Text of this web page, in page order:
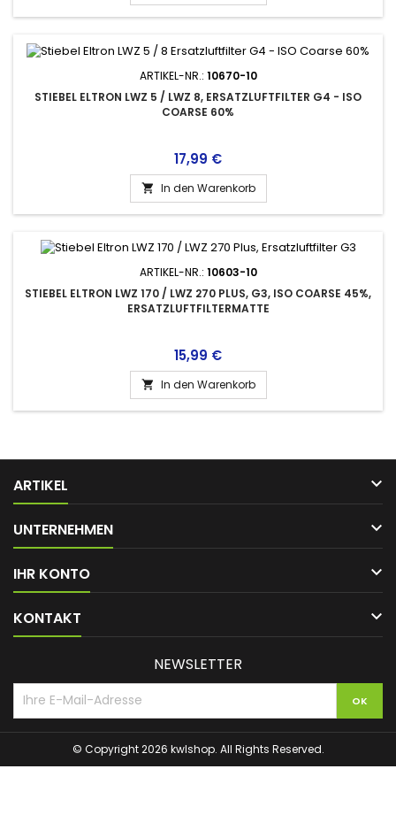
ARTIKEL-NR.: 10670-10
STIEBEL ELTRON LWZ 5 / LWZ 8, ERSATZLUFTFILTER G4 - ISO
COARSE 60%
Preis
17,99 €
 In den Warenkorb
ARTIKEL-NR.: 10603-10
STIEBEL ELTRON LWZ 170 / LWZ 270 PLUS, G3, ISO COARSE 45%,
ERSATZLUFTFILTERMATTE
Preis
15,99 €
 In den Warenkorb
ARTIKEL 
UNTERNEHMEN 
IHR KONTO 
KONTAKT 
NEWSLETTER
© Copyright 2026 kwlshop. All Rights Reserved.